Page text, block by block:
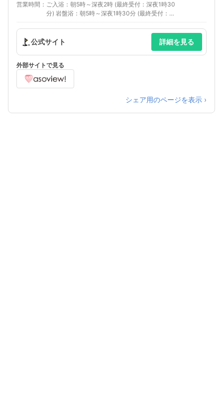
営業時間
ご入浴：朝5時～深夜2時 (最終受付：深夜1時30
分) 岩盤浴：朝5時～深夜1時30分 (最終受付：深
滞在も可能です)
公式サイト 詳細を見る
外部サイトで見る
シェア用のページを表示 ›